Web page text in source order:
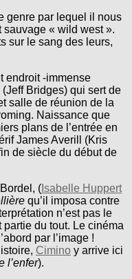
genre par lequel il nous
sauvage « wild west ».
sur le sang des leurs,
endroit -immense
Bridges) qui sert de
salle de réunion de la
Naissance que
plans de l’entrée en
James Averill (Kris
de siècle du début de
( Isabelle Huppert
qu’il imposa contre
n’est pas le
du tout. Le cinéma
par l’image !
Cimino y arrive ici
l’enfer).